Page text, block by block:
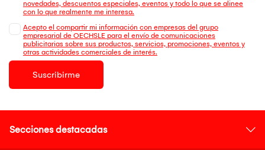
novedades, descuentos especiales, eventos y todo lo que se alinee
con lo que realmente me interesa.
Acepto el compartir mi información con empresas del grupo
empresarial de OECHSLE para el envío de comunicaciones
publicitarias sobre sus productos, servicios, promociones, eventos y
otras actividades comerciales de interés.
Suscribirme
Secciones destacadas